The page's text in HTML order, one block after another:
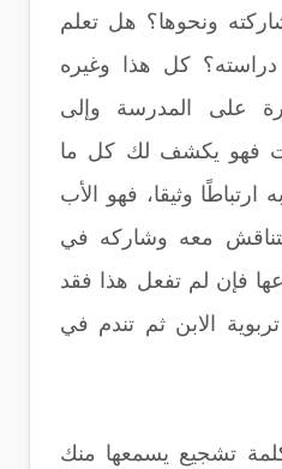
ونحوها؟ هل تعلم
كل هذا وغيره
على المدرسة وإلى
فهو يكشف لك كل ما
وثيقا، فهو الأب
معه وشاركه في
فإن لم تفعل هذا فقد
الابن ثم تندم في
تشجيع يسمعها منك